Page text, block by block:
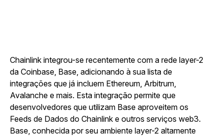
Chainlink integrou-se recentemente com a rede layer-2
da Coinbase, Base, adicionando à sua lista de
integrações que já incluem Ethereum, Arbitrum,
Avalanche e mais. Esta integração permite que
desenvolvedores que utilizam Base aproveitem os
Feeds de Dados do Chainlink e outros serviços web3.
Base, conhecida por seu ambiente layer-2 altamente